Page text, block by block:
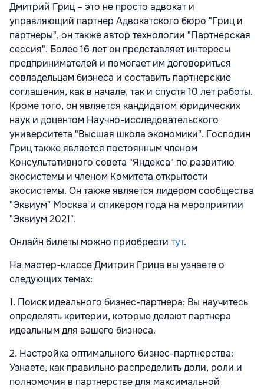
Дмитрий Гриц – это не просто адвокат и
управляющий партнер Адвокатского бюро "Гриц и
партнеры", он также автор технологии "Партнерская
сессия". Более 16 лет он представляет интересы
предпринимателей и помогает им договориться
совладельцам бизнеса и составить партнерские
соглашения, как в начале, так и спустя 10 лет работы.
Кроме того, он является кандидатом юридических
наук и доцентом Научно-исследовательского
университета "Высшая школа экономики". Господин
Гриц также является постоянным членом
Консультативного совета "Яндекса" по развитию
экосистемы и членом Комитета открытости
экосистемы. Он также является лидером сообщества
"Эквиум" Москва и спикером года на мероприятии
"Эквиум 2021".
Онлайн билеты можно приобрести тут.
На мастер-классе Дмитрия Грица вы узнаете о
следующих темах:
1. Поиск идеального бизнес-партнера: Вы научитесь
определять критерии, которые делают партнера
идеальным для вашего бизнеса.
2. Настройка оптимального бизнес-партнерства:
Узнаете, как правильно распределить доли, роли и
полномочия в партнерстве для максимальной